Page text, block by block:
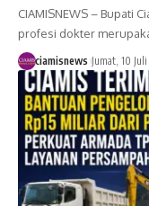
CIAMISNEWS – Bupati
profesi dokter
ciamisnews Jumat, 10